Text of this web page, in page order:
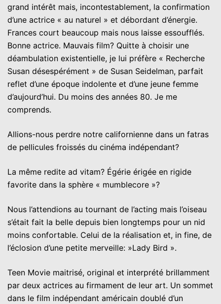
grand intérêt mais, incontestablement, la confirmation
d’une actrice « au naturel » et débordant d’énergie.
Frances court beaucoup mais nous laisse essoufflés.
Bonne actrice. Mauvais film? Quitte à choisir une
déambulation existentielle, je lui préfère « Recherche
Susan désespérément » de Susan Seidelman, parfait
reflet d’une époque indolente et d’une jeune femme
d’aujourd’hui. Du moins des années 80. Je me
comprends.
Allions-nous perdre notre californienne dans un fatras
de pellicules froissés du cinéma indépendant?
La même redite ad vitam? Égérie érigée en rigide
favorite dans la sphère « mumblecore »?
Nous l’attendions au tournant de l’acting mais l’oiseau
s’était fait la belle depuis bien longtemps pour un nid
moins confortable. Celui de la réalisation et, in fine, de
l’éclosion d’une petite merveille: »Lady Bird ».
Teen Movie maitrisé, original et interprété brillamment
par deux actrices au firmament de leur art. Un sommet
dans le film indépendant américain doublé d’un